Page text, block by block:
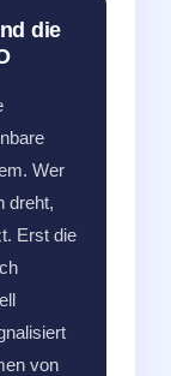
die
Wer
dreht,
Erst die
von